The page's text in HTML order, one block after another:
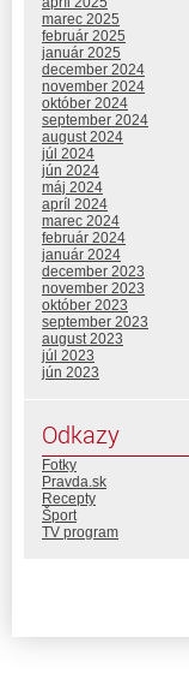
marec 2025
február 2025
január 2025
december 2024
november 2024
október 2024
september 2024
august 2024
júl 2024
jún 2024
máj 2024
apríl 2024
marec 2024
február 2024
január 2024
december 2023
november 2023
október 2023
september 2023
august 2023
júl 2023
jún 2023
Odkazy
Fotky
Pravda.sk
Recepty
Šport
TV program